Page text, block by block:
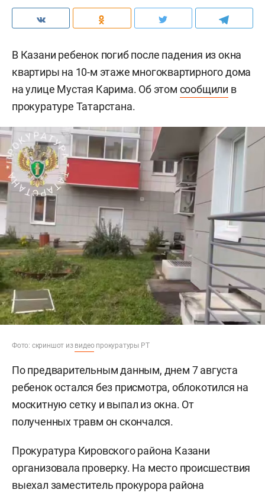
В Казани ребенок погиб после падения из окна
квартиры на 10-м этаже многоквартирного дома
на улице Мустая Карима. Об этом сообщили в
прокуратуре Татарстана.
Фото: скриншот из видеопрокуратуры РТ
По предварительным данным, днем 7 августа
ребенок остался без присмотра, облокотился на
москитную сетку и выпал из окна. От
полученных травм он скончался.
Прокуратура Кировского района Казани
организовала проверку. На место происшествия
выехал заместитель прокурора района